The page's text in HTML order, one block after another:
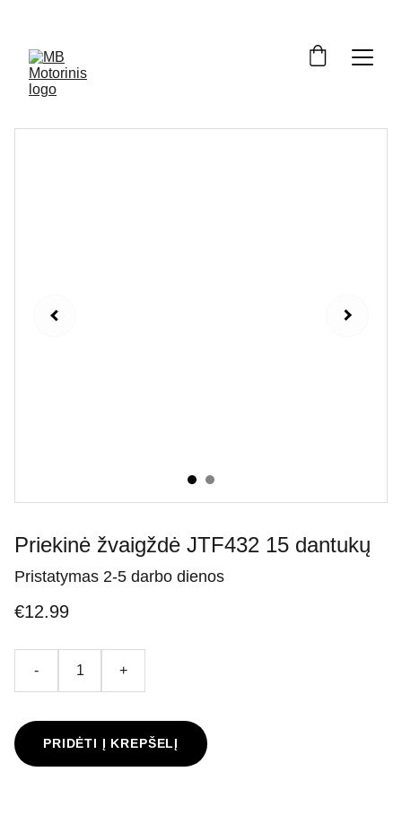
Priekinė žvaigždė JTF432 15 dantukų
Pristatymas 2-5 darbo dienos
€12.99
- +
PRIDĖTI Į KREPŠELĮ